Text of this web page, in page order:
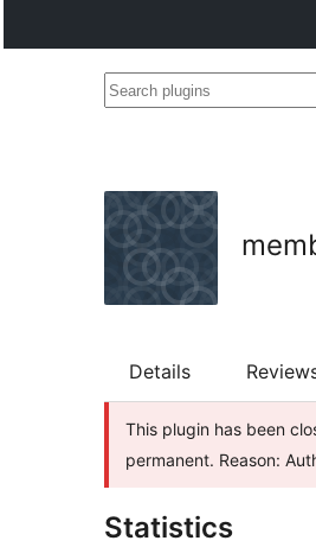
Search
Details
This plugin has been
permanent. Reason:
Statistics